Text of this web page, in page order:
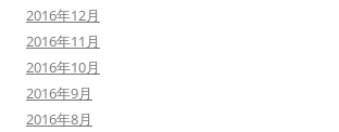
2016年12月
2016年11月
2016年10月
2016年9月
2016年8月